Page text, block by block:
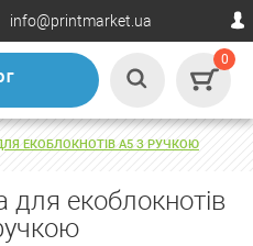
info@printmarket.ua
0
ЕКОБЛОКНОТІВ А5 З РУЧКОЮ
екоблокнотів